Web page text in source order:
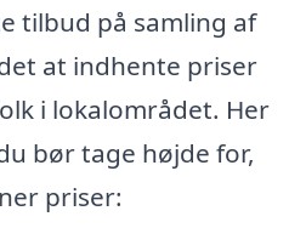
tilbud på samling af
at indhente priser
i lokalområdet. Her
bør tage højde for,
priser: